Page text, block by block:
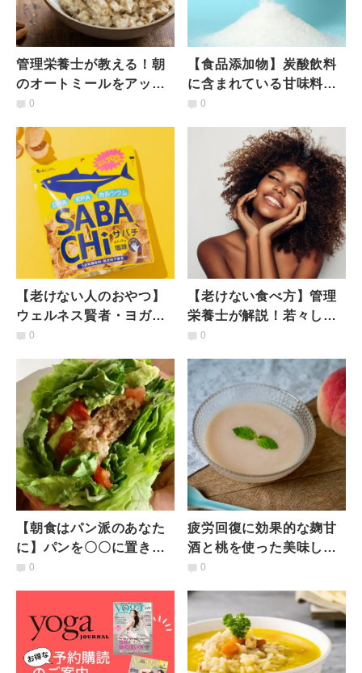
管理栄養士が教える！朝
のオートミールをアップ
グレードさせる「6つの秘
0
【食品添加物】炭酸飲料
に含まれている甘味料っ
て？知られざるメリット
士が解説
0
【老けない人のおやつ】
ウェルネス賢者・ヨガ講
師たちのお気に入り「お
0
【老けない食べ方】管理
栄養士が解説！若々しい
光輝く肌を作る「9つの食
0
【朝食はパン派のあなた
に】パンを〇〇に置き換
え"パンもどき朝食３
0
疲労回復に効果的な麹甘
酒と桃を使った美味しい
夏バテ対策！腸から潤う
ジュ】
0